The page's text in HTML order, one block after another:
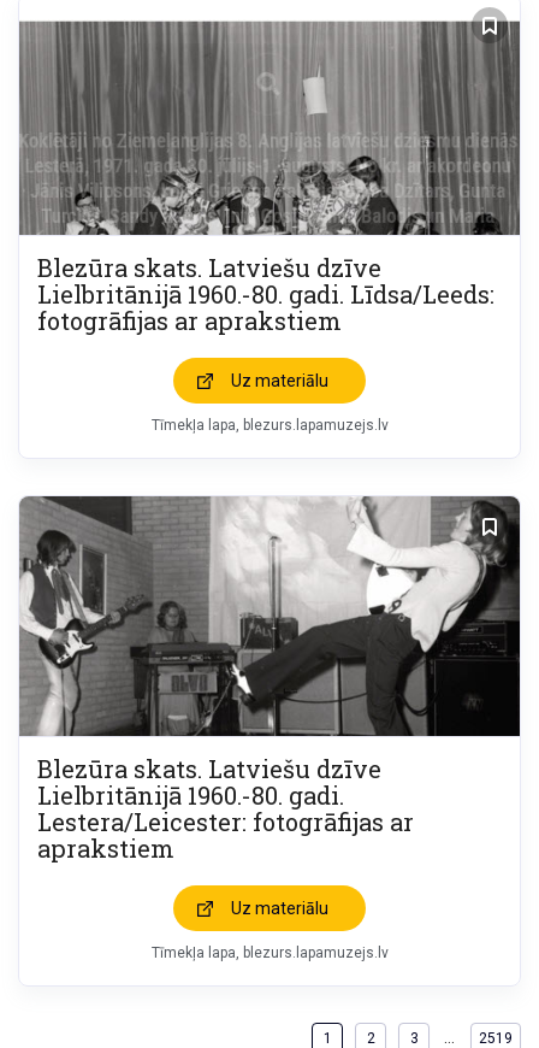
Blezūra skats. Latviešu dzīve
Lielbritānijā 1960.-80. gadi. Līdsa/Leeds:
fotogrāfijas ar aprakstiem
Uz materiālu
Tīmekļa lapa blezurs.lapamuzejs.lv
Blezūra skats. Latviešu dzīve
Lielbritānijā 1960.-80. gadi.
Lestera/Leicester: fotogrāfijas ar
aprakstiem
Uz materiālu
Tīmekļa lapa blezurs.lapamuzejs.lv
1 2 3 2519